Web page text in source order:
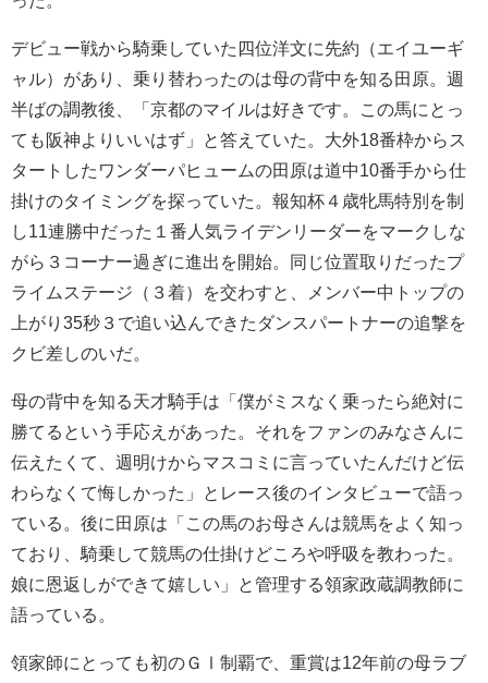
デビュー戦から騎乗していた四位洋文に先約（エイユーギ
ャル）があり、乗り替わったのは母の背中を知る田原。週
半ばの調教後、「京都のマイルは好きです。この馬にとっ
ても阪神よりいいはず」と答えていた。大外18番枠からス
タートしたワンダーパヒュームの田原は道中10番手から仕
掛けのタイミングを探っていた。報知杯４歳牝馬特別を制
し11連勝中だった１番人気ライデンリーダーをマークしな
がら３コーナー過ぎに進出を開始。同じ位置取りだったプ
ライムステージ（３着）を交わすと、メンバー中トップの
上がり35秒３で追い込んできたダンスパートナーの追撃を
クビ差しのいだ。
母の背中を知る天才騎手は「僕がミスなく乗ったら絶対に
勝てるという手応えがあった。それをファンのみなさんに
伝えたくて、週明けからマスコミに言っていたんだけど伝
わらなくて悔しかった」とレース後のインタビューで語っ
ている。後に田原は「この馬のお母さんは競馬をよく知っ
ており、騎乗して競馬の仕掛けどころや呼吸を教わった。
娘に恩返しができて嬉しい」と管理する領家政蔵調教師に
語っている。
領家師にとっても初のＧⅠ制覇で、重賞は12年前の母ラブ